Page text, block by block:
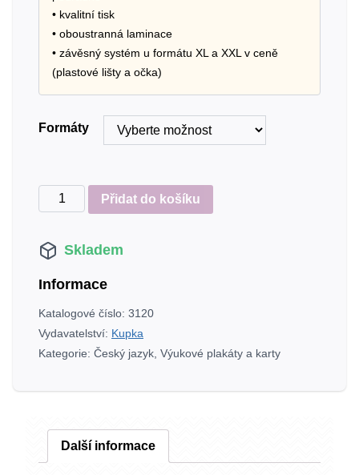
• kvalitní tisk
• oboustranná laminace
• závěsný systém u formátu XL a XXL v ceně
(plastové lišty a očka)
Formáty
Výukový
plakát
množství
Přidat do košíku
Skladem
Informace
Katalogové číslo: 3120
Vydavatelství: Kupka
Kategorie: Český jazyk, Výukové plakáty a karty
Další informace